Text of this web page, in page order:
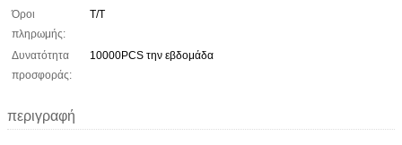
Όροι
πληρωμής:
Τ/Τ
Δυνατότητα
προσφοράς:
10000PCS την εβδομάδα
περιγραφή